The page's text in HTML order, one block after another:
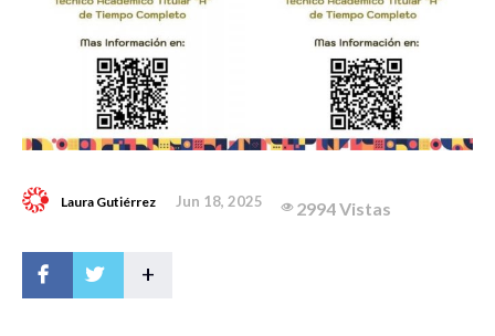
Laura Gutiérrez Jun 18, 2025 2994 Vistas
+